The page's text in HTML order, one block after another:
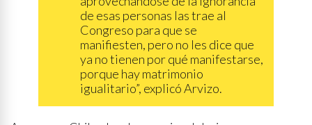
de esas personas las trae al
Congreso para que se
manifiesten, pero no les dice que
ya no tienen por qué manifestarse,
porque hay matrimonio
igualitario”, explicó Arvizo.